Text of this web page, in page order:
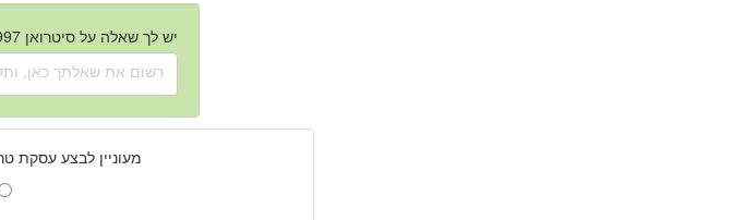
יש לך שאלה על סיטרואן AX 1988 - 1997 יד שנייה?
מעוניין לבצע עסקת